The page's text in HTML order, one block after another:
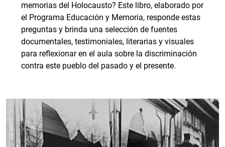
memorias del Holocausto? Este libro, elaborado por
el Programa Educación y Memoria, responde estas
preguntas y brinda una selección de fuentes
documentales, testimoniales, literarias y visuales
para reflexionar en el aula sobre la discriminación
contra este pueblo del pasado y el presente.